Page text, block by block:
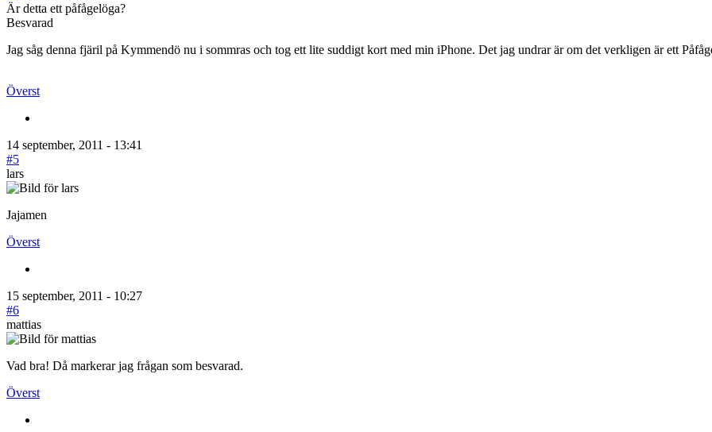
Är detta ett påfågelöga?
Besvarad
Jag såg denna fjäril på Kymmendö nu i sommras och tog ett lite suddigt kort med min iPhone. Det jag undrar är om det verkligen är ett
Överst
14 september, 2011 - 13:41
#5
lars
Jajamen
Överst
15 september, 2011 - 10:27
#6
mattias
Vad bra! Då markerar jag frågan som besvarad.
Överst